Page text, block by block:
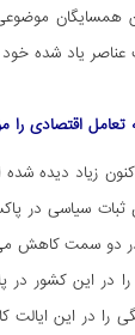
همسایگان
یاد شده خود
اقتصادی را
زیاد
سیاسی در
در دو سمت کاهش
این کشور در
را در این